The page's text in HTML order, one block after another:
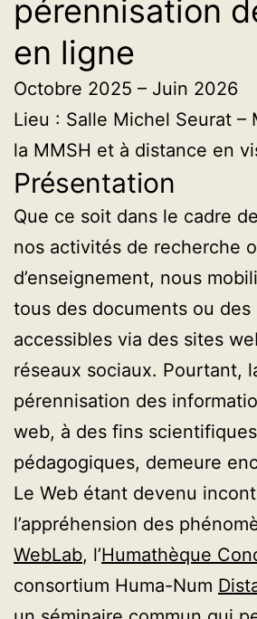
pérennisation
en ligne
Octobre 2025 – Juin 2026
Lieu : Salle Michel Seurat –
la MMSH et à distance en
Présentation
Que ce soit dans le cadre
nos activités de recherche
d’enseignement, nous
tous des documents ou des
accessibles via des sites
réseaux sociaux. Pourtant,
pérennisation des
web, à des fins
pédagogiques, demeure
Le Web étant devenu
l’appréhension des
WebLab, l’Humathèque
consortium Huma-Num